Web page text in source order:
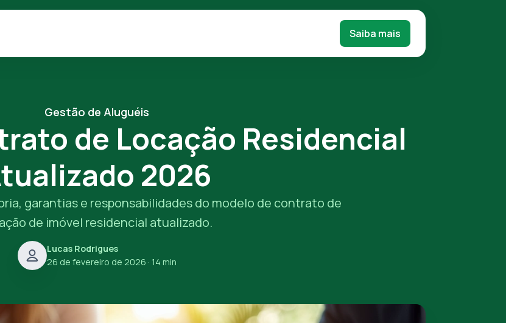
Saiba mais
Gestão de Aluguéis
de Locação Residencial
2026
garantias e responsabilidades do modelo de contrato de
de imóvel residencial atualizado.
Lucas Rodrigues
26 de fevereiro de 2026 · 14 min